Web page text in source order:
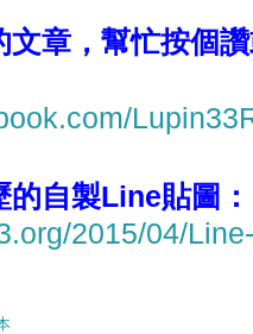
文章，幫忙按個
自製Line貼圖：
2015/04/